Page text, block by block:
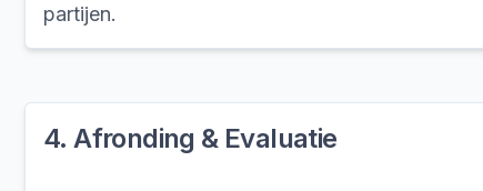
partijen.
4.Afronding & Evaluatie